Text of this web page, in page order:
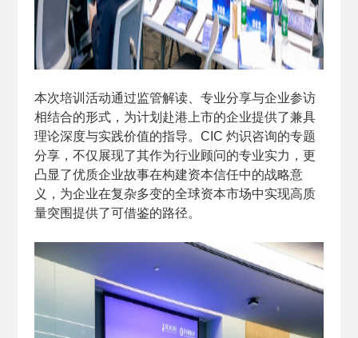
本次培训活动通过监管解读、专业分享与企业参访
相结合的形式，为计划赴港上市的企业提供了兼具
理论深度与实践价值的指导。CIC 灼识咨询的专题
分享，不仅展现了其作为行业顾问的专业实力，更
凸显了优质企业故事在构建资本信任中的战略意
义，为企业在复杂多变的全球资本市场中实现高质
量突围提供了可借鉴的路径。